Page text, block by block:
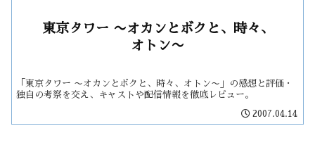
東京タワー 〜オカンとボクと、時々、
オトン〜
「東京タワー 〜オカンとボクと、時々、オトン〜」の感想と評価・
独自の考察を交え、キャストや配信情報を徹底レビュー。
2007.04.14